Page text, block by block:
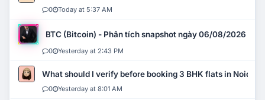
0 Today at 5:37 AM
BTC (Bitcoin) - Phân tích snapshot ngày 06/08/2026
0 Yesterday at 2:43 PM
What should I verify before booking 3 BHK flats in Noida?
0 Yesterday at 8:01 AM